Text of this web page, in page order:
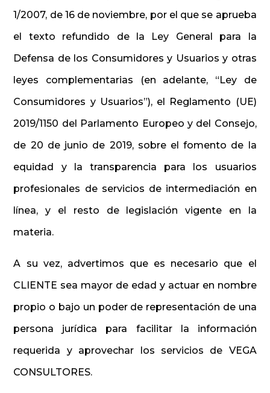
1/2007, de 16 de noviembre, por el que se aprueba
el texto refundido de la Ley General para la
Defensa de los Consumidores y Usuarios y otras
leyes complementarias (en adelante, “Ley de
Consumidores y Usuarios”), el Reglamento (UE)
2019/1150 del Parlamento Europeo y del Consejo,
de 20 de junio de 2019, sobre el fomento de la
equidad y la transparencia para los usuarios
profesionales de servicios de intermediación en
línea, y el resto de legislación vigente en la
materia.
A su vez, advertimos que es necesario que el
CLIENTE sea mayor de edad y actuar en nombre
propio o bajo un poder de representación de una
persona jurídica para facilitar la información
requerida y aprovechar los servicios de VEGA
CONSULTORES.